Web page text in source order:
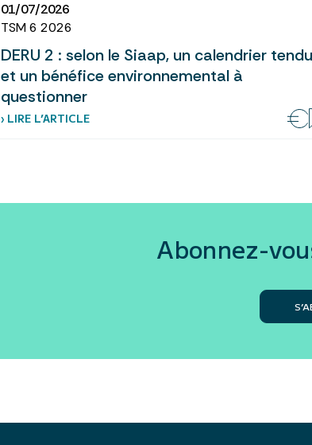
01/07/2026
TSM 6 2026
DERU 2 : selon le Siaap, un calendrier tendu
et un bénéfice environnemental à
questionner
› LIRE L’ARTICLE
Abonnez-